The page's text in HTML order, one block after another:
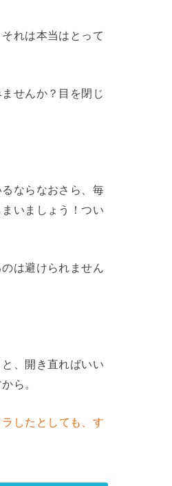
れは本当はとって
せんか？目を閉じ
ならなおさら、毎
いましょう！つい
は避けられません
、開き直ればいい
ら。
したとしても、す